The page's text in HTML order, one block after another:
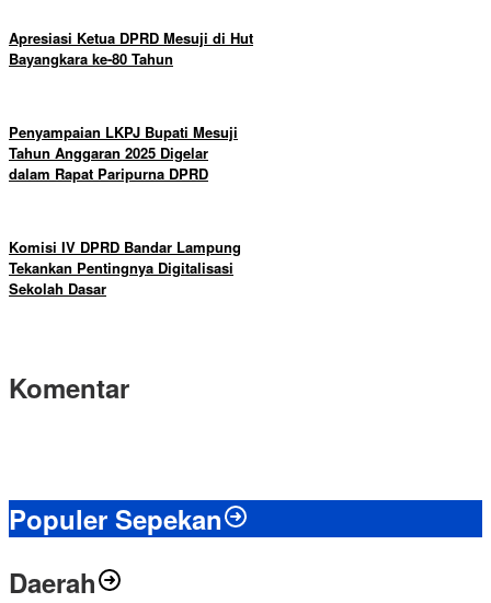
Apresiasi Ketua DPRD Mesuji di Hut
Bayangkara ke-80 Tahun
Penyampaian LKPJ Bupati Mesuji
Tahun Anggaran 2025 Digelar
dalam Rapat Paripurna DPRD
Komisi IV DPRD Bandar Lampung
Tekankan Pentingnya Digitalisasi
Sekolah Dasar
Komentar
Populer Sepekan
Daerah